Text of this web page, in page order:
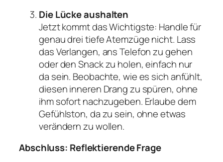
Die Lücke aushalten
Jetzt kommt das Wichtigste: Handle für
genau drei tiefe Atemzügenicht. Lass
das Verlangen, ans Telefon zu gehen
oder den Snack zu holen, einfach nur
da sein. Beobachte, wie es sich anfühlt,
diesen inneren Drang zu spüren, ohne
ihm sofort nachzugeben. Erlaube dem
Gefühlston, da zu sein, ohne etwas
verändern zu wollen.
Abschluss: Reflektierende Frage